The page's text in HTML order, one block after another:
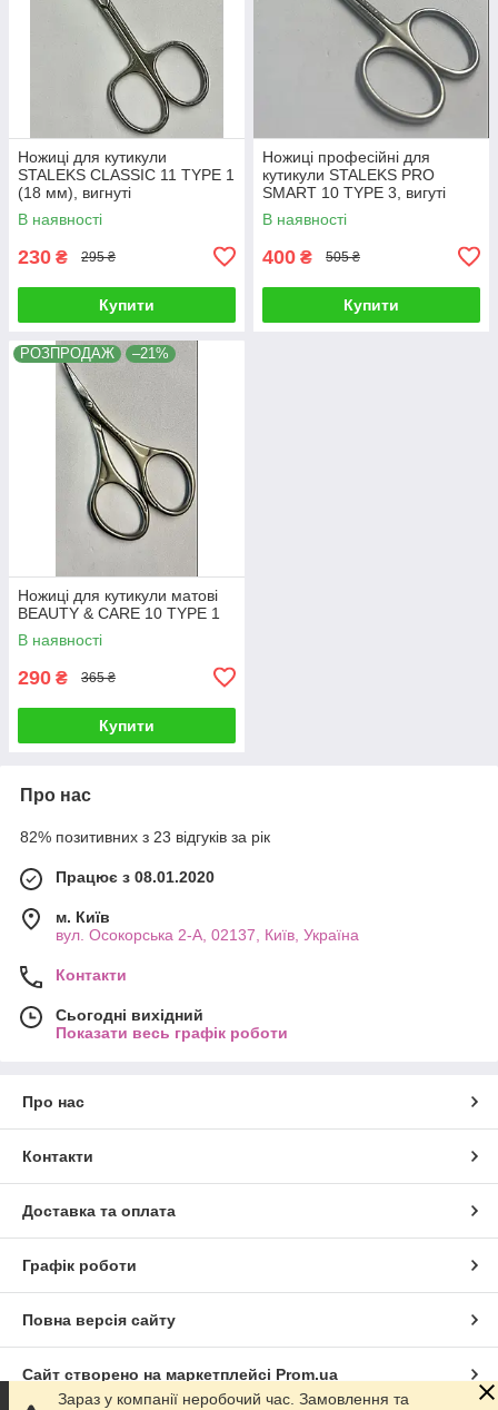
Ножиці для кутикули
STALEKS CLASSIC 11 TYPE 1
(18 мм), вигнуті
В наявності
230 ₴ 295 ₴
Купити
Ножиці професійні для
кутикули STALEKS PRO
SMART 10 TYPE 3, вигуті
В наявності
400 ₴ 505 ₴
Купити
РОЗПРОДАЖ –21%
Ножиці для кутикули матові
BEAUTY & CARE 10 TYPE 1
В наявності
290 ₴ 365 ₴
Купити
Про нас
82% позитивних з 23 відгуків за рік
Працює з 08.01.2020
м. Київ
вул. Осокорська 2-А, 02137, Київ, Україна
Контакти
Сьогодні вихідний
Показати весь графік роботи
Про нас
Контакти
Доставка та оплата
Графік роботи
Повна версія сайту
Сайт створено на маркетплейсі Prom.ua
Зараз у компанії неробочий час. Замовлення та